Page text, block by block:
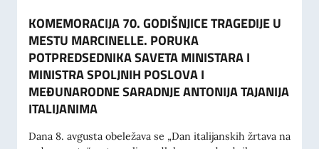
KOMEMORACIJA 70. GODIŠNJICE TRAGEDIJE U
MESTU MARCINELLE. PORUKA
POTPREDSEDNIKA SAVETA MINISTARA I
MINISTRA SPOLJNIH POSLOVA I
MEĐUNARODNE SARADNJE ANTONIJA TAJANIJA
ITALIJANIMA
Dana 8. avgusta obeležava se „Dan italijanskih žrtava na